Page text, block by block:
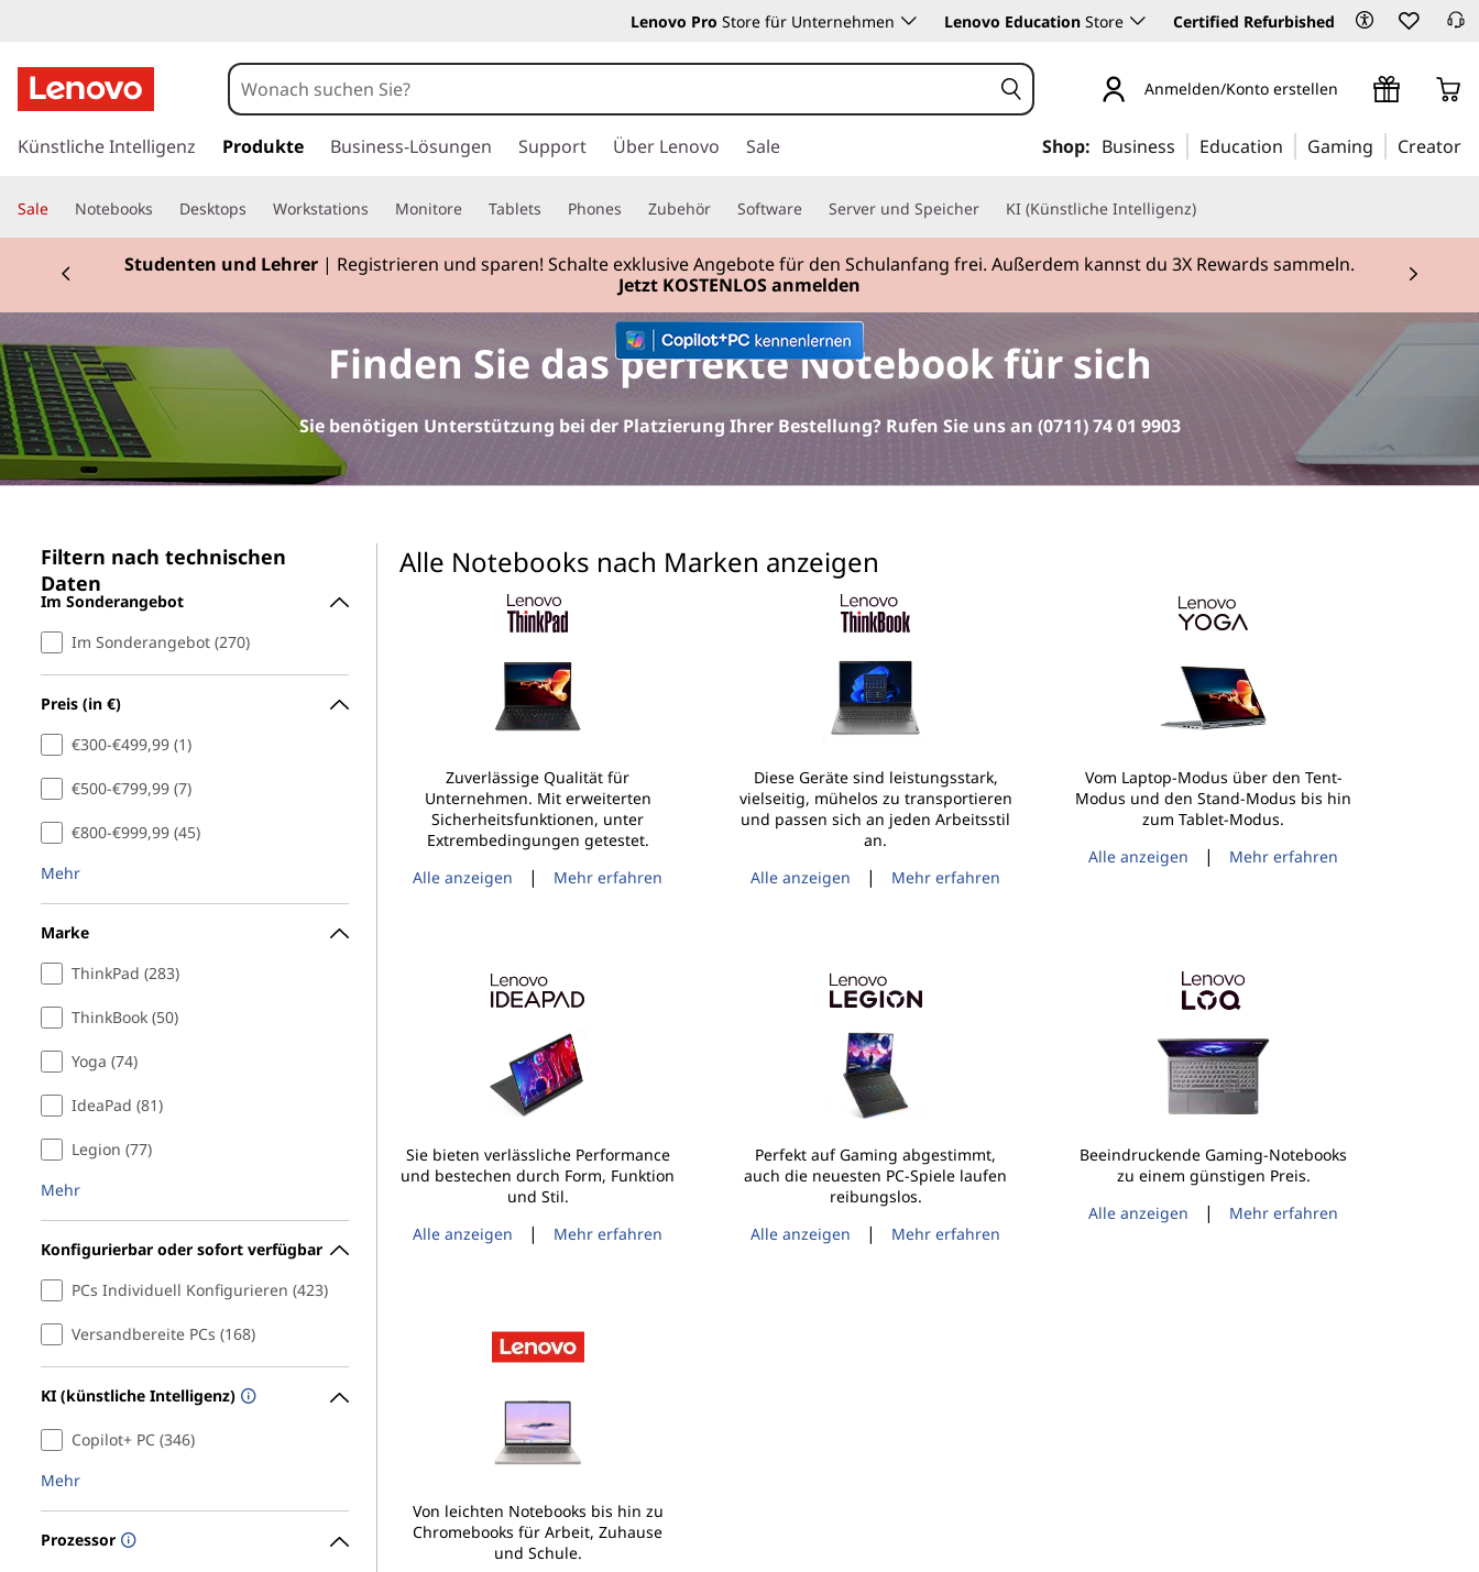
a
p
o
s
:
N
o
t
Lenovo Pro Store für Unternehmen Lenovo Education Store Certified Refurbished
u
a
u
i
n
h
a
l
t
s
p
Anmelden/Konto erstellen
Künstliche Intelligenz Produkte Business-Lösungen Support Über Lenovo Sale Shop: Business Education Gaming Creator
Sale Notebooks Desktops Workstations Monitore Tablets Phones Zubehör Software Server und Speicher KI (Künstliche Intelligenz)
Studenten und Lehrer | Registrieren und sparen! Schalte exklusive Angebote für den Schulanfang frei. Außerdem kannst du 3X Rewards sammeln.
Jetzt KOSTENLOS anmeldenCurrently displaying item 2 of 3
Finden Sie das perfekte Notebook für sich
Sie benötigen Unterstützung bei der Platzierung Ihrer Bestellung? Rufen Sie uns an (0711) 74 01 9903
Filtern nach technischen
Daten
Im Sonderangebot
Im Sonderangebot (270)
Preis (in €)
€300-€499,99 (1)
€500-€799,99 (7)
€800-€999,99 (45)
Mehr
Marke
ThinkPad (283)
ThinkBook (50)
Yoga (74)
IdeaPad (81)
Legion (77)
Mehr
Konfigurierbar oder sofort verfügbar
PCs Individuell Konfigurieren (423)
Versandbereite PCs (168)
KI (künstliche Intelligenz)
Copilot+ PC (346)
Mehr
Prozessor
Alle Notebooks nach Marken anzeigen
Zuverlässige Qualität für
Unternehmen. Mit erweiterten
Sicherheitsfunktionen, unter
Extrembedingungen getestet.
Alle anzeigen
| Mehr erfahren
Diese Geräte sind leistungsstark,
vielseitig, mühelos zu transportieren
und passen sich an jeden Arbeitsstil
an.
Alle anzeigen
| Mehr erfahren
Vom Laptop-Modus über den Tent-
Modus und den Stand-Modus bis hin
zum Tablet-Modus.
Alle anzeigen
| Mehr erfahren
Sie bieten verlässliche Performance
und bestechen durch Form, Funktion
und Stil.
Alle anzeigen
| Mehr erfahren
Perfekt auf Gaming abgestimmt,
auch die neuesten PC-Spiele laufen
reibungslos.
Alle anzeigen
| Mehr erfahren
Beeindruckende Gaming-Notebooks
zu einem günstigen Preis.
Alle anzeigen
| Mehr erfahren
Von leichten Notebooks bis hin zu
Chromebooks für Arbeit, Zuhause
und Schule.